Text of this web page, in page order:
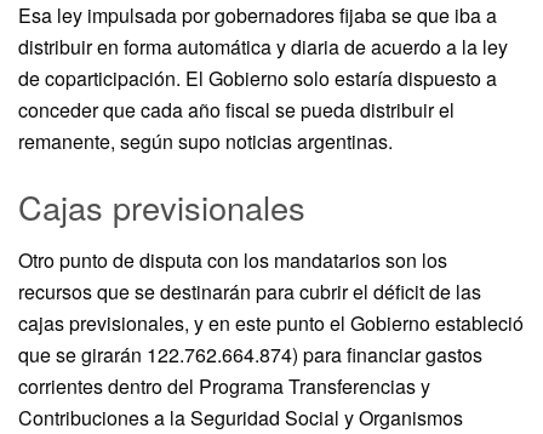
Esa ley impulsada por gobernadores fijaba se que iba a
distribuir en forma automática y diaria de acuerdo a la ley
de coparticipación. El Gobierno solo estaría dispuesto a
conceder que cada año fiscal se pueda distribuir el
remanente, según supo noticias argentinas.
Cajas previsionales
Otro punto de disputa con los mandatarios son los
recursos que se destinarán para cubrir el déficit de las
cajas previsionales, y en este punto el Gobierno estableció
que se girarán 122.762.664.874) para financiar gastos
corrientes dentro del Programa Transferencias y
Contribuciones a la Seguridad Social y Organismos